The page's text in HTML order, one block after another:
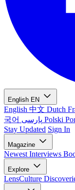
English EN
English 中文 Dutch
국어
Polski
Stay Updated Sign In
Magazine
Newest Interviews
Explore
LensCulture